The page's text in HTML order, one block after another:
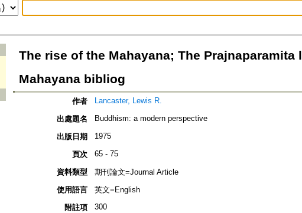
The rise of the Mahayana; The
Mahayana bibliog
作者 Lancaster, Lewis R.
出處題名 Buddhism: a modern perspective
出版日期 1975
頁次 65 - 75
資料類型
期刊論文=Journal Article
使用語言
英文=English
附註項
300